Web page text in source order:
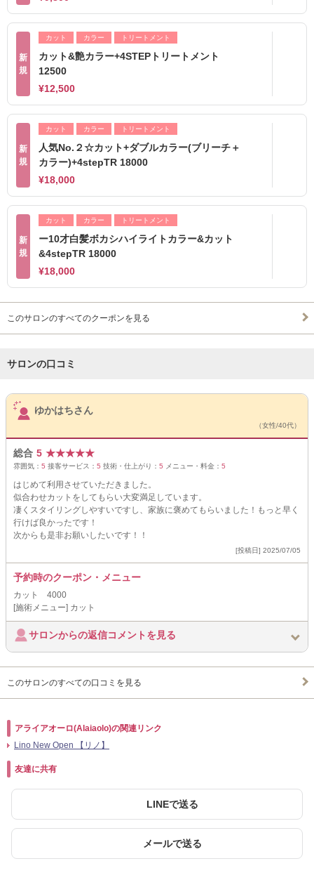
新
規
カット カラー トリートメント
カット&艶カラー+4STEPトリートメント
12500
¥12,500
新
規
カット カラー トリートメント
人気No.２☆カット+ダブルカラー(ブリーチ＋
カラー)+4stepTR 18000
¥18,000
新
規
カット カラー トリートメント
ー10才白髪ボカシハイライトカラー&カット
&4stepTR 18000
¥18,000
このサロンのすべてのクーポンを見る
サロンの口コミ
サロンPick Up
ゆかはちさん
（女性/40代）
総合 5 ★★★★★
雰囲気： 5 接客サービス： 5 技術・仕上がり： 5 メニュー・料金： 5
はじめて利用させていただきました。
似合わせカットをしてもらい大変満足しています。
凄くスタイリングしやすいですし、家族に褒めてもらいました！もっと早く
行けば良かったです！
次からも是非お願いしたいです！！
[投稿日] 2025/07/05
予約時のクーポン・メニュー
カット 4000
[施術メニュー] カット
サロンからの返信コメントを見る
このサロンのすべての口コミを見る
アライアオーロ(Alaiaolo)の関連リンク
Lino New Open 【リノ】
友達に共有
LINEで送る
メールで送る